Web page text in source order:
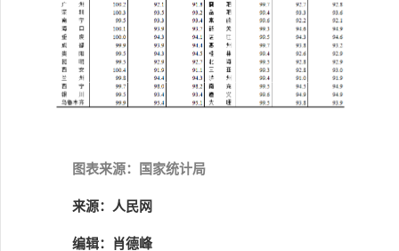
图表来源：国家统计局
来源：人民网
编辑：肖德峰